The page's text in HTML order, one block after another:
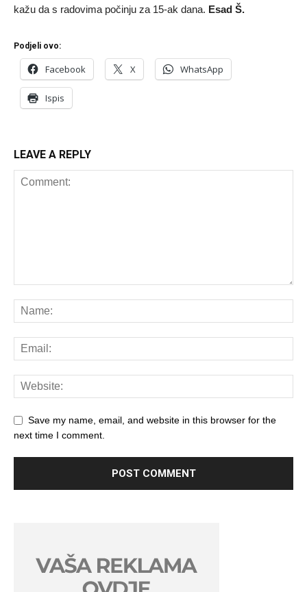
kažu da s radovima počinju za 15-ak dana. Esad Š.
Podjeli ovo:
Facebook X WhatsApp
Ispis
LEAVE A REPLY
Save my name, email, and website in this browser for the
next time I comment.